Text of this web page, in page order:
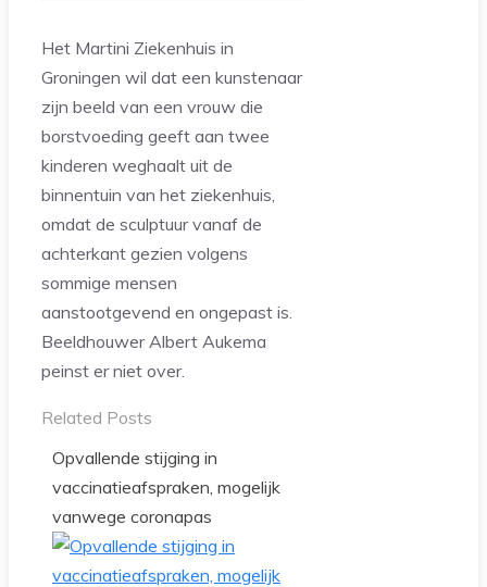
Het Martini Ziekenhuis in
Groningen wil dat een kunstenaar
zijn beeld van een vrouw die
borstvoeding geeft aan twee
kinderen weghaalt uit de
binnentuin van het ziekenhuis,
omdat de sculptuur vanaf de
achterkant gezien volgens
sommige mensen
aanstootgevend en ongepast is.
Beeldhouwer Albert Aukema
peinst er niet over.
Related Posts
Opvallende stijging in
vaccinatieafspraken, mogelijk
vanwege coronapas